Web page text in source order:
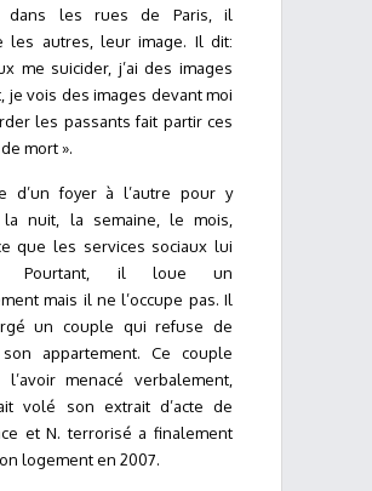
dans les rues de Paris, il
les autres, leur image. Il dit:
me suicider, j’ai des images
je vois des images devant moi
les passants fait partir ces
mort ».
d’un foyer à l’autre pour y
la nuit, la semaine, le mois,
que les services sociaux lui
Pourtant, il loue un
mais il ne l’occupe pas. Il
un couple qui refuse de
appartement. Ce couple
l’avoir menacé verbalement,
volé son extrait d’acte de
et N. terrorisé a finalement
logement en 2007.